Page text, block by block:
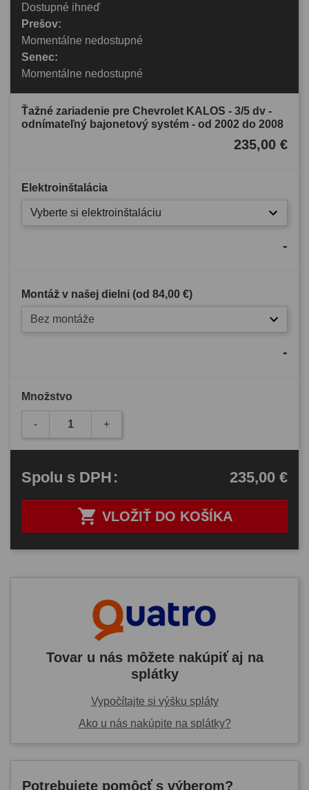
Dostupné ihneď
Prešov:
Momentálne nedostupné
Senec:
Momentálne nedostupné
Ťažné zariadenie pre Chevrolet KALOS - 3/5 dv -
odnímateľný bajonetový systém - od 2002 do 2008
235,00 €
Elektroinštalácia
Vyberte si elektroinštaláciu
-
Montáž v našej dielni (od 84,00 €)
Bez montáže
-
Množstvo
- +
 VLOŽIŤ DO KOŠÍKA
Spolu s DPH: 235,00 €
Tovar u nás môžete nakúpiť aj na
splátky
Vypočítajte si výšku spláty
Ako u nás nakúpite na splátky?
Potrebujete pomôcť s výberom?